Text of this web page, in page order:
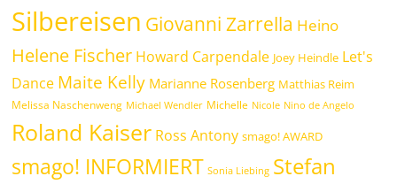
Silbereisen Giovanni Zarrella Heino
Helene Fischer Howard Carpendale Joey Heindle Let's
Dance Maite Kelly Marianne Rosenberg Matthias Reim
Melissa Naschenweng Michael Wendler Michelle Nicole Nino de Angelo
Roland Kaiser Ross Antony smago! AWARD
smago! INFORMIERT Sonia Liebing Stefan